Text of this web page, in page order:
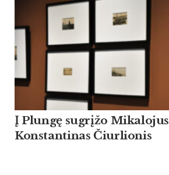
Į Plungę sugrįžo Mikalojus
Konstantinas Čiurlionis